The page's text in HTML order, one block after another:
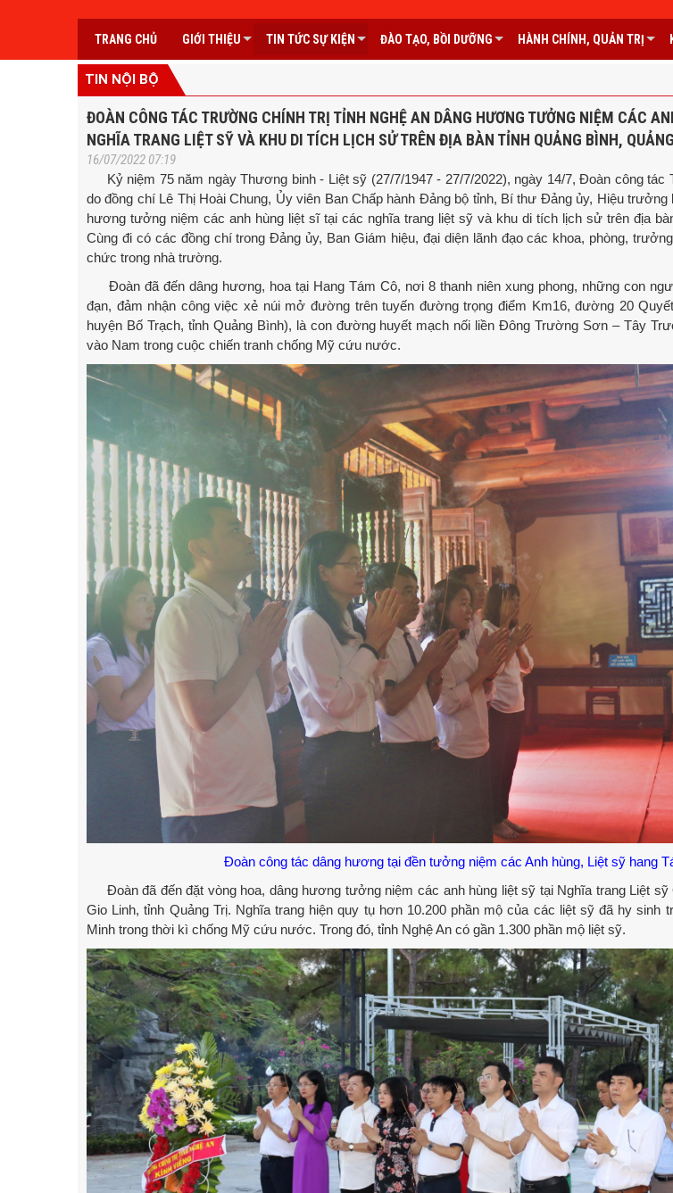
TRANG CHỦ GIỚI THIỆU TIN TỨC SỰ KIỆN ĐÀO TẠO, BỒI DƯỠNG HÀNH CHÍNH, QUẢN TRỊ
TIN NỘI BỘ
ĐOÀN CÔNG TÁC TRƯỜNG CHÍNH TRỊ TỈNH NGHỆ AN DÂNG HƯƠNG TƯỞNG NIỆM CÁC
NGHĨA TRANG LIỆT SỸ VÀ KHU DI TÍCH LỊCH SỬ TRÊN ĐỊA BÀN TỈNH QUẢNG BÌNH,
16/07/2022 07:19
Kỷ niệm 75 năm ngày Thương binh - Liệt sỹ (27/7/1947 - 27/7/2022), ngày 14/7, Đoàn công tác
do đồng chí Lê Thị Hoài Chung, Ủy viên Ban Chấp hành Đảng bộ tỉnh, Bí thư Đảng ủy, Hiệu
hương tưởng niệm các anh hùng liệt sĩ tại các nghĩa trang liệt sỹ và khu di tích lịch sử trên địa
Cùng đi có các đồng chí trong Đảng ủy, Ban Giám hiệu, đại diện lãnh đạo các khoa, phòng,
chức trong nhà trường.
Đoàn đã đến dâng hương, hoa tại Hang Tám Cô, nơi 8 thanh niên xung phong, những con
đạn, đảm nhận công việc xẻ núi mở đường trên tuyến đường trọng điểm Km16, đường 20
huyện Bố Trạch, tỉnh Quảng Bình), là con đường huyết mạch nối liền Đông Trường Sơn – Tây
vào Nam trong cuộc chiến tranh chống Mỹ cứu nước.
Đoàn công tác dâng hương tại đền tưởng niệm các Anh hùng, Liệt sỹ hang
Đoàn đã đến đặt vòng hoa, dâng hương tưởng niệm các anh hùng liệt sỹ tại Nghĩa trang Liệt
Gio Linh, tỉnh Quảng Trị. Nghĩa trang hiện quy tụ hơn 10.200 phần mộ của các liệt sỹ đã hy sinh
Minh trong thời kì chống Mỹ cứu nước. Trong đó, tỉnh Nghệ An có gần 1.300 phần mộ liệt sỹ.